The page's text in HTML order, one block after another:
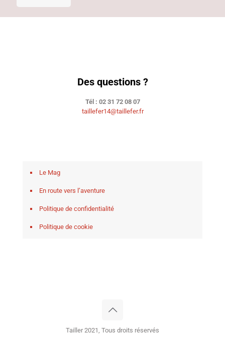
Des questions ?
Tél : 02 31 72 08 07
taillefer14@taillefer.fr
Le Mag
En route vers l’aventure
Politique de confidentialité
Politique de cookie
Tailler 2021, Tous droits réservés